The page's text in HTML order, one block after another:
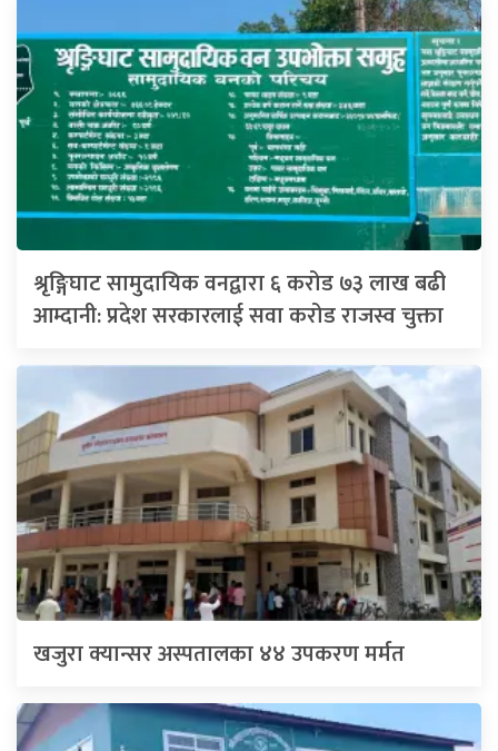
श्रृङ्गिघाट सामुदायिक वनद्वारा ६ करोड ७३ लाख बढी
आम्दानी: प्रदेश सरकारलाई सवा करोड राजस्व चुक्ता
खजुरा क्यान्सर अस्पतालका ४४ उपकरण मर्मत